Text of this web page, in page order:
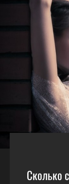
Сколько